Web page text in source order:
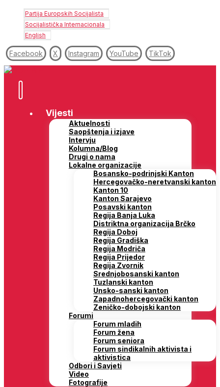
Partija Europskih Socijalista
Socijalistička Internacionala
English
Facebook X Instagram YouTube TikTok
Vijesti
Aktuelnosti
Saopštenja i izjave
Intervju
Kolumna/Blog
Drugi o nama
Lokalne organizacije
Bosansko-podrinjski Kanton
Hercegovačko-neretvanski kanton
Kanton 10
Kanton Sarajevo
Posavski kanton
Regija Banja Luka
Distriktna organizacija Brčko
Regija Doboj
Regija Gradiška
Regija Modriča
Regija Prijedor
Regija Zvornik
Srednjobosanski kanton
Tuzlanski kanton
Unsko-sanski kanton
Zapadnohercegovački kanton
Zeničko-dobojski kanton
Forumi
Forum mladih
Forum žena
Forum seniora
Forum sindikalnih aktivista i
aktivistica
Odbori i Savjeti
Video
Fotografije